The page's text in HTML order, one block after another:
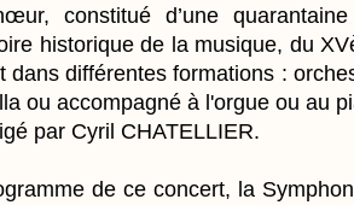
constitué d’une
historique de la musique, du
dans différentes formations :
ou accompagné à l'orgue ou au
par Cyril CHATELLIER.
de ce concert, la